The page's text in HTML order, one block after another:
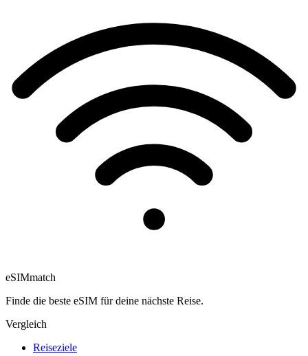
eSIMmatch
Finde die beste eSIM für deine nächste Reise.
Vergleich
Reiseziele